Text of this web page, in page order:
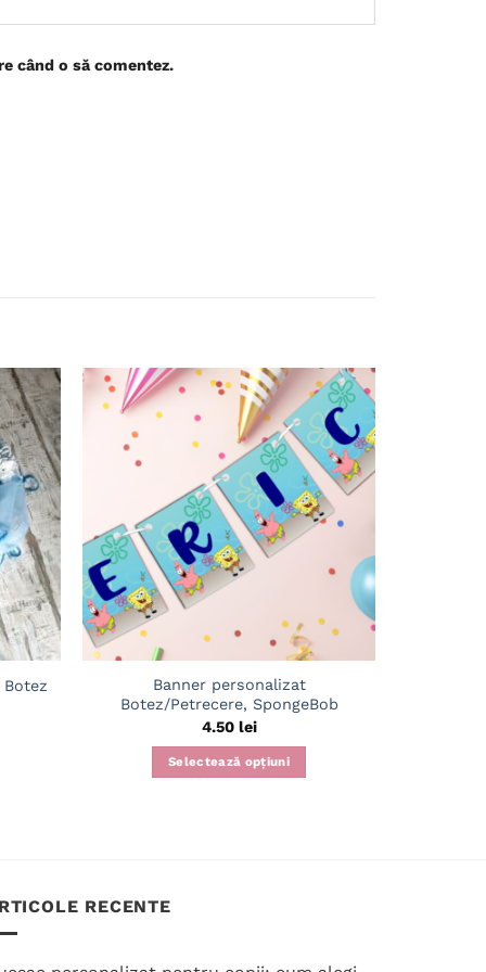
când o să comentez.
în
Adaugă
în
wishlist
Banner personalizat
Botez/Petrecere, SpongeBob
4.50 lei
Selectează opțiuni
RECENTE